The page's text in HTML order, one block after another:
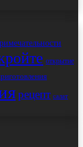
открытие
рецепт салат